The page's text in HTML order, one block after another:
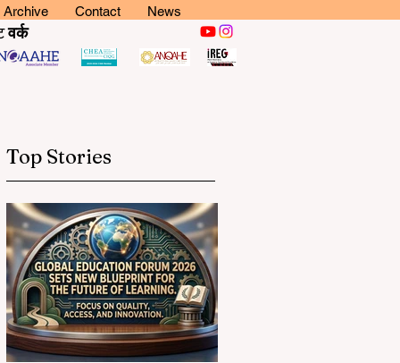
Archive Contact News
वर्क
Top Stories